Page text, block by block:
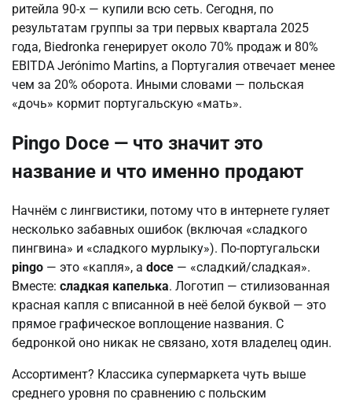
ритейла 90-х — купили всю сеть. Сегодня, по
результатам группы за три первых квартала 2025
года, Biedronka генерирует около 70% продаж и 80%
EBITDA Jerónimo Martins, а Португалия отвечает менее
чем за 20% оборота. Иными словами — польская
«дочь» кормит португальскую «мать».
Pingo Doce — что значит это
название и что именно продают
Начнём с лингвистики, потому что в интернете гуляет
несколько забавных ошибок (включая «сладкого
пингвина» и «сладкого мурлыку»). По-португальски
pingo — это «капля», а doce — «сладкий/сладкая».
Вместе: сладкая капелька. Логотип — стилизованная
красная капля с вписанной в неё белой буквой — это
прямое графическое воплощение названия. С
бедронкой оно никак не связано, хотя владелец один.
Ассортимент? Классика супермаркета чуть выше
среднего уровня по сравнению с польским